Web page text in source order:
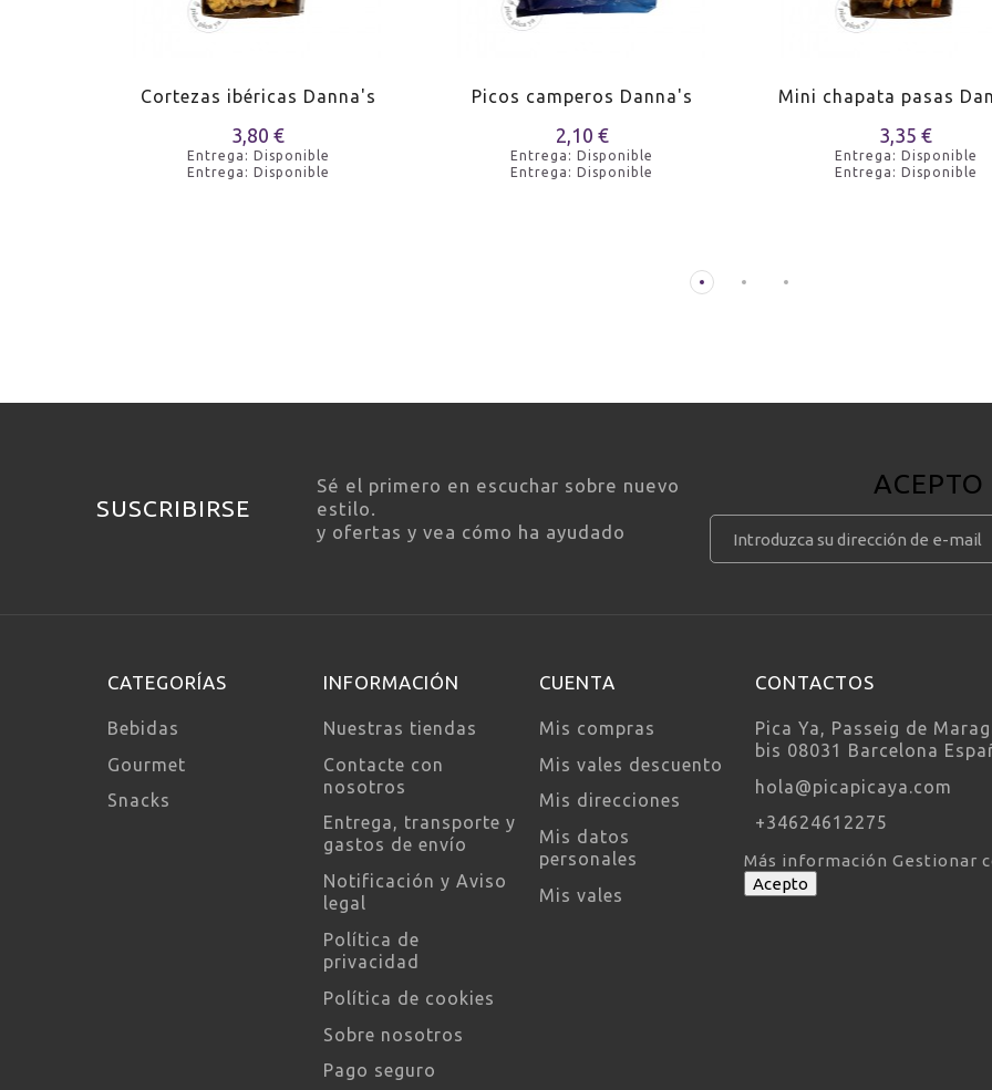
Cortezas ibéricas Danna's
3,80 €
Entrega: Disponible
Entrega: Disponible
Picos camperos Danna's
2,10 €
Entrega: Disponible
Entrega: Disponible
Mini chapata pasas
3,35 €
Entrega: Disponible
Entrega: Disponible
SUSCRIBIRSE
Sé el primero en escuchar sobre nuevo
estilo.
y ofertas y vea cómo ha ayudado
ACEPTO
CATEGORÍAS
Bebidas
Gourmet
Snacks
INFORMACIÓN
Nuestras tiendas
Contacte con
nosotros
Entrega, transporte y
gastos de envío
Notificación y Aviso
legal
Política de
privacidad
Política de cookies
Sobre nosotros
Pago seguro
CUENTA
Mis compras
Mis vales descuento
Mis direcciones
Mis datos
personales
Mis vales
CONTACTOS
Pica Ya, Passeig de
bis 08031 Barcelona
hola@picapicaya.com
+34624612275
Más información Gestionar
Acepto